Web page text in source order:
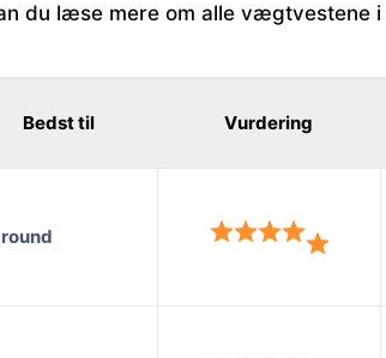
du læse mere om alle vægtvestene i
Bedst til Vurdering